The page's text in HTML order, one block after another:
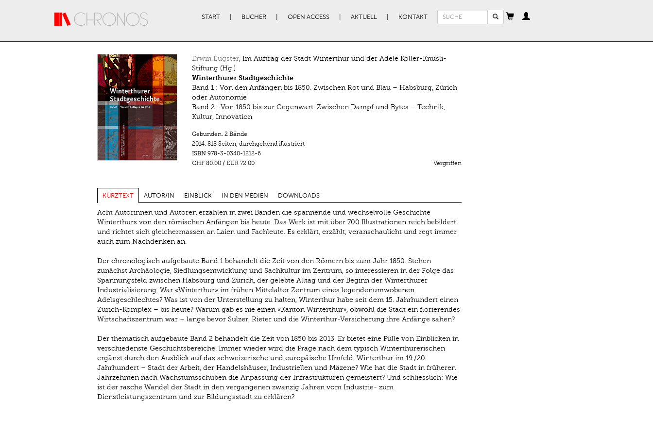
START BÜCHER OPEN ACCESS AKTUELL KONTAKT
Suchformular
Erwin Eugster, Im Auftrag der Stadt Winterthur und der Adele Koller-Knüsli-
Stiftung (Hg.)
Winterthurer Stadtgeschichte
Band 1 : Von den Anfängen bis 1850. Zwischen Rot und Blau – Habsburg, Zürich
oder Autonomie
Band 2 : Von 1850 bis zur Gegenwart. Zwischen Dampf und Bytes – Technik,
Kultur, Innovation
Gebunden. 2 Bände
2014. 818 Seiten, durchgehend illustriert
ISBN 978-3-0340-1212-6
CHF 80.00/ EUR 72.00 Vergriffen
KURZTEXT AUTOR/IN EINBLICK IN DEN MEDIEN DOWNLOADS
Acht Autorinnen und Autoren erzählen in zwei Bänden die spannende und wechselvolle Geschichte
Winterthurs von den römischen Anfängen bis heute. Das Werk ist mit über 700 Illustrationen reich bebildert
und richtet sich gleichermassen an Laien und Fachleute. Es erklärt, erzählt, veranschaulicht und regt immer
auch zum Nachdenken an.
Der chronologisch aufgebaute Band 1 behandelt die Zeit von den Römern bis zum Jahr 1850. Stehen
zunächst Archäologie, Siedlungsentwicklung und Sachkultur im Zentrum, so interessieren in der Folge das
Spannungsfeld zwischen Habsburg und Zürich, der gelebte Alltag und der Beginn der Winterthurer
Industrialisierung. War «Winterthur» im frühen Mittelalter Zentrum eines legendenumwobenen
Adelsgeschlechtes? Was ist von der Unterstellung zu halten, Winterthur habe seit dem 15. Jahrhundert einen
Zürich-Komplex – bis heute? Warum gab es nie einen «Kanton Winterthur», obwohl die Stadt ein florierendes
Wirtschaftszentrum war – lange bevor Sulzer, Rieter und die Winterthur-Versicherung ihre Anfänge sahen?
Der thematisch aufgebaute Band 2 behandelt die Zeit von 1850 bis 2013. Er bietet eine Fülle von Einblicken in
verschiedenste Geschichtsbereiche. Immer wieder wird die Frage nach dem typisch Winterthurerischen
ergänzt durch den Ausblick auf das schweizerische und europäische Umfeld. Winterthur im 19./20.
Jahrhundert – Stadt der Arbeit, der Handelshäuser, Industriellen und Mäzene? Wie hat die Stadt in früheren
Jahrzehnten nach Wachstumsschüben die Anpassung der Infrastrukturen gemeistert? Und schliesslich: Wie
ist der rasche Wandel der Stadt in den vergangenen zwanzig Jahren vom Industrie- zum
Dienstleistungszentrum und zur Bildungsstadt zu erklären?